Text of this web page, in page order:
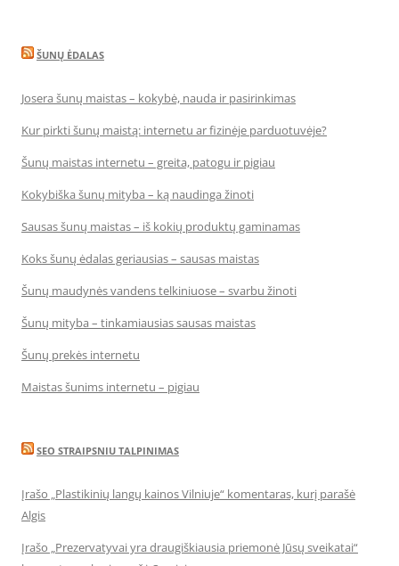
ŠUNŲ ĖDALAS
Josera šunų maistas – kokybė, nauda ir pasirinkimas
Kur pirkti šunų maistą: internetu ar fizinėje parduotuvėje?
Šunų maistas internetu – greita, patogu ir pigiau
Kokybiška šunų mityba – ką naudinga žinoti
Sausas šunų maistas – iš kokių produktų gaminamas
Koks šunų ėdalas geriausias – sausas maistas
Šunų maudynės vandens telkiniuose – svarbu žinoti
Šunų mityba – tinkamiausias sausas maistas
Šunų prekės internetu
Maistas šunims internetu – pigiau
SEO STRAIPSNIU TALPINIMAS
Įrašo „Plastikinių langų kainos Vilniuje“ komentaras, kurį parašė
Algis
Įrašo „Prezervatyvai yra draugiškiausia priemonė Jūsų sveikatai“